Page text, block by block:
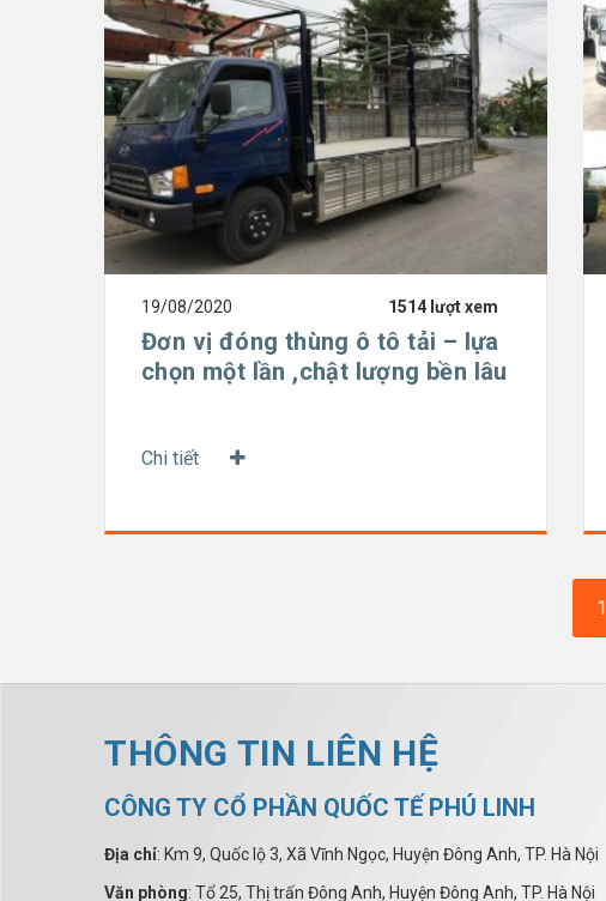
19/08/2020 1514 lượt xem
Đơn vị đóng thùng ô tô tải – lựa
chọn một lần ,chật lượng bền lâu
Chi tiết
1
THÔNG TIN LIÊN HỆ
CÔNG TY CỔ PHẦN QUỐC TẾ PHÚ LINH
Địa chỉ: Km 9, Quốc lộ 3, Xã Vĩnh Ngọc, Huyện Đông Anh, TP. Hà Nội
Văn phòng: Tổ 25, Thị trấn Đông Anh, Huyện Đông Anh, TP. Hà Nội